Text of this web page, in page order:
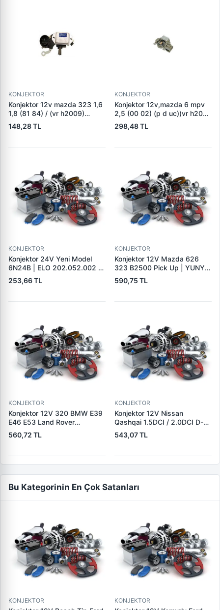
KONJEKTOR
Konjektor 12v mazda 323 1,6
1,8 (81 84) / (vr h2009)
a001t33076
148,28 TL
KONJEKTOR
Konjektor 12v,mazda 6 mpv
2,5 (00 02) (p d uc))vr h2009
100 a866x46572
gy0118w70
298,48 TL
KONJEKTOR
Konjektor 24V Yeni Model
6N24B | ELO 202.052.002 |
OEM 9190110032
9190331303 CRE30104AS
CQ1010539 VRF110A
253,66 TL
KONJEKTOR
Konjektor 12V Mazda 626
323 B2500 Pick Up | YUNYI
06-050 | OEM 23127VB310
231150V010
590,75 TL
KONJEKTOR
Konjektor 12V 320 BMW E39
E46 E53 Land Rover
Freelander 2.0 TD4 | YUNYI
08-033 | OEM 12317501749
560,72 TL
KONJEKTOR
Konjektor 12V Nissan
Qashqai 1.5DCI / 2.0DCI D-S-
L Uc Nissan 10-Trail
2.0DCI/Renault Koleos Jeep
OEM 23215BC40A
23215JG71A
543,07 TL
Bu Kategorinin En Çok Satanları
KONJEKTOR KONJEKTOR